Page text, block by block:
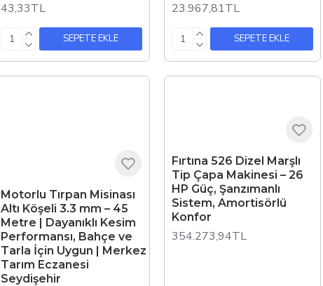
43,33TL
SEPETE EKLE
23.967,81TL
SEPETE EKLE
Motorlu Tırpan Misinası
Altı Köşeli 3.3 mm – 45
Metre | Dayanıklı Kesim
Performansı, Bahçe ve
Tarla İçin Uygun | Merkez
Tarım Eczanesi
Seydişehir
Fırtına 526 Dizel Marşlı
Tip Çapa Makinesi – 26
HP Güç, Şanzımanlı
Sistem, Amortisörlü
Konfor
354.273,94TL